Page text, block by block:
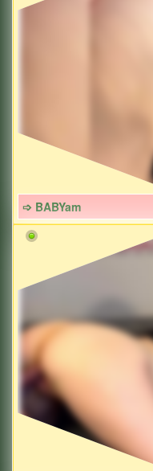
➩ BABYam